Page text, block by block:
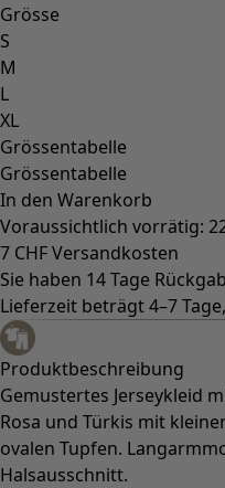
Grösse
S
M
L
XL
Grössentabelle
Grössentabelle
In den Warenkorb
Voraussichtlich vorrätig:
7 CHF Versandkosten
Sie haben 14 Tage
Lieferzeit beträgt 4–7
Produktbeschreibung
Gemustertes Jerseykleid
Rosa und Türkis mit
ovalen Tupfen.
Halsausschnitt.